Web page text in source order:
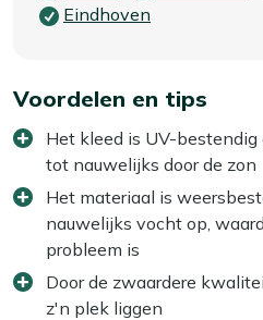
Eindhoven
Voordelen en tips
Het kleed is UV-
tot nauwelijks door de zon
Het materiaal is
nauwelijks vocht op,
probleem is
Door de zwaardere
z'n plek liggen